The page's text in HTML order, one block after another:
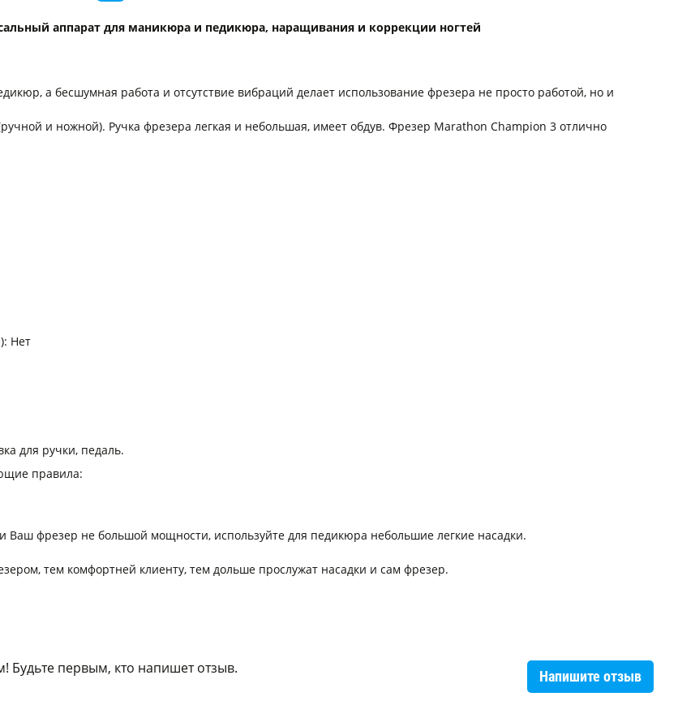
аппарат для маникюра и педикюра, наращивания и коррекции ногтей
а бесшумная работа и отсутствие вибраций делает использование фрезера не просто работой, но и
и ножной). Ручка фрезера легкая и небольшая, имеет обдув. Фрезер Marathon Champion 3 отлично
Нет
для ручки, педаль.
правила:
фрезер не большой мощности, используйте для педикюра небольшие легкие насадки.
тем комфортней клиенту, тем дольше прослужат насадки и сам фрезер.
Напишите отзыв
Будьте первым, кто напишет отзыв.